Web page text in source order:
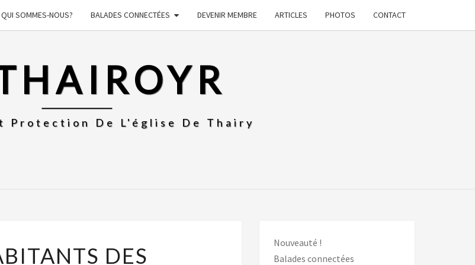
QUI SOMMES-NOUS? BALADES CONNECTÉES DEVENIR MEMBRE ARTICLES PHOTOS CONTACT
Protection De L'église De Thairy
DES
Nouveauté !
Balades connectées